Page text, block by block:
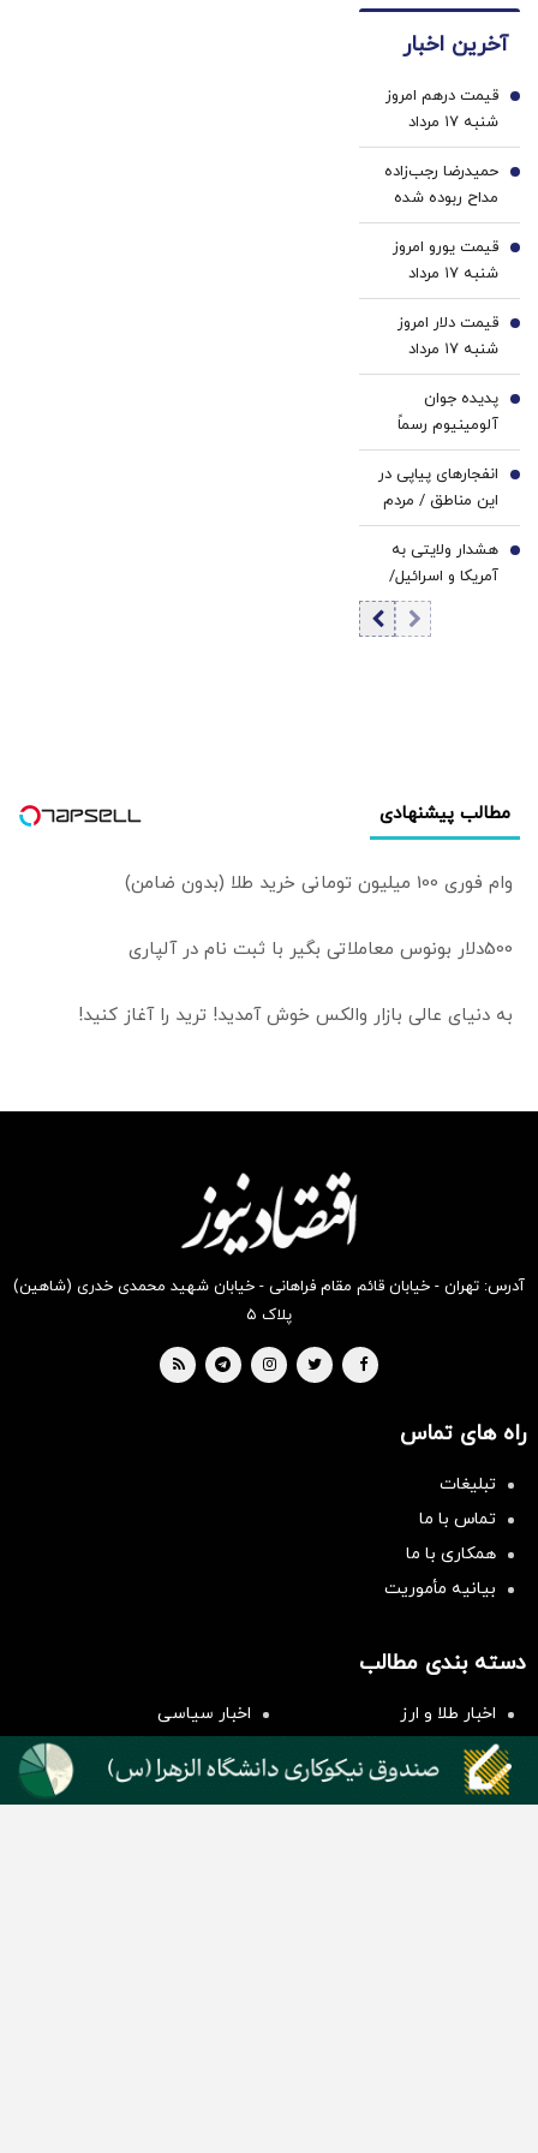
توضیح می‌دهد
۴ قسط
سود و
کارمزد!
این
کرم
ترمیم
کننده
23
روزه
آخرین اخبار
قیمت درهم امروز
شنبه ۱۷ مرداد
۱۴۰۵/ افزایش
قیمت درهم
1
حمیدرضا رجب‌زاده
مداح ربوده شده
کیست و چگونه به
قتل رسید؟
2
قیمت یورو امروز
شنبه ۱۷ مرداد
۱۴۰۵/ افزایش
قیمت یورو
3
قیمت دلار امروز
شنبه ۱۷ مرداد
۱۴۰۵/ افزایش
قیمت دلار
4
پدیده جوان
آلومینیوم رسماً
پرسپولیسی شد
5
انفجارهای پیاپی در
این مناطق / مردم
آماده باشند
6
هشدار ولایتی به
آمریکا و اسرائیل/
منطقه را ترک کنید
7
مطالب پیشنهادی
وام فوری 100 میلیون تومانی خرید طلا (بدون ضامن)
500دلار بونوس معاملاتی بگیر با ثبت نام در آلپاری
به دنیای عالی بازار والکس خوش آمدید! ترید را آغاز کنید!
آدرس: تهران - خیابان قائم مقام فراهانی - خیابان شهید محمدی خدری (شاهین)
پلاک ۵
راه های تماس
تبلیغات
تماس با ما
همکاری با ما
بیانیه مأموریت
دسته بندی مطالب
اخبار طلا و ارز
اخبار سیاسی
اخبار بورس
اخبار خودرو
اخبار تکنولوژی